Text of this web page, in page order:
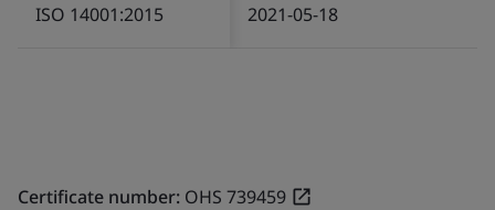
ISO 14001:2015 2021-05-18
Certificate number: OHS 739459